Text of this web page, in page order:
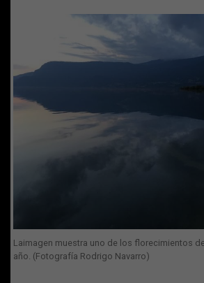
Laimagen muestra uno de los florecimientos
año. (Fotografía Rodrigo Navarro)